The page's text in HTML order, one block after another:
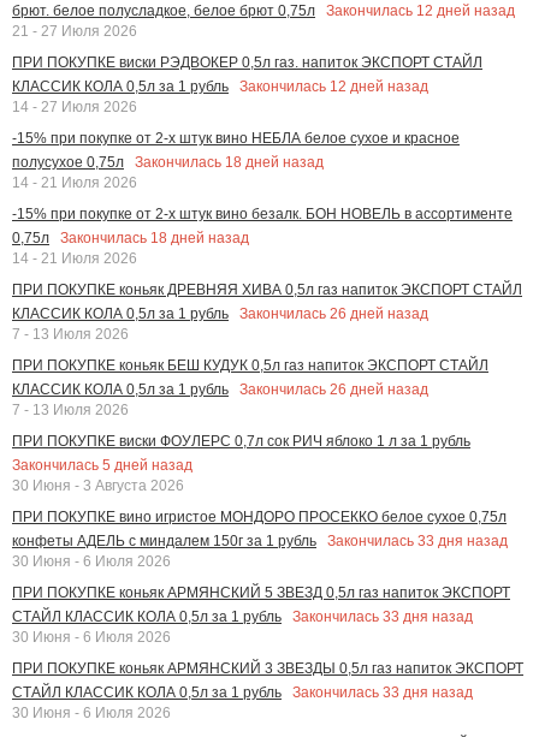
брют. белое полусладкое, белое брют 0,75л
Закончилась 12 дней назад
21 - 27 Июля 2026
ПРИ ПОКУПКЕ виски РЭДВОКЕР 0,5л газ. напиток ЭКСПОРТ СТАЙЛ
КЛАССИК КОЛА 0,5л за 1 рубль
Закончилась 12 дней назад
14 - 27 Июля 2026
-15% при покупке от 2-х штук вино НЕБЛА белое сухое и красное
полусухое 0,75л
Закончилась 18 дней назад
14 - 21 Июля 2026
-15% при покупке от 2-х штук вино безалк. БОН НОВЕЛЬ в ассортименте
0,75л
Закончилась 18 дней назад
14 - 21 Июля 2026
ПРИ ПОКУПКЕ коньяк ДРЕВНЯЯ ХИВА 0,5л газ напиток ЭКСПОРТ СТАЙЛ
КЛАССИК КОЛА 0,5л за 1 рубль
Закончилась 26 дней назад
7 - 13 Июля 2026
ПРИ ПОКУПКЕ коньяк БЕШ КУДУК 0,5л газ напиток ЭКСПОРТ СТАЙЛ
КЛАССИК КОЛА 0,5л за 1 рубль
Закончилась 26 дней назад
7 - 13 Июля 2026
ПРИ ПОКУПКЕ виски ФОУЛЕРС 0,7л сок РИЧ яблоко 1 л за 1 рубль
Закончилась 5 дней назад
30 Июня - 3 Августа 2026
ПРИ ПОКУПКЕ вино игристое МОНДОРО ПРОСЕККО белое сухое 0,75л
конфеты АДЕЛЬ с миндалем 150г за 1 рубль
Закончилась 33 дня назад
30 Июня - 6 Июля 2026
ПРИ ПОКУПКЕ коньяк АРМЯНСКИЙ 5 ЗВЕЗД 0,5л газ напиток ЭКСПОРТ
СТАЙЛ КЛАССИК КОЛА 0,5л за 1 рубль
Закончилась 33 дня назад
30 Июня - 6 Июля 2026
ПРИ ПОКУПКЕ коньяк АРМЯНСКИЙ 3 ЗВЕЗДЫ 0,5л газ напиток ЭКСПОРТ
СТАЙЛ КЛАССИК КОЛА 0,5л за 1 рубль
Закончилась 33 дня назад
30 Июня - 6 Июля 2026